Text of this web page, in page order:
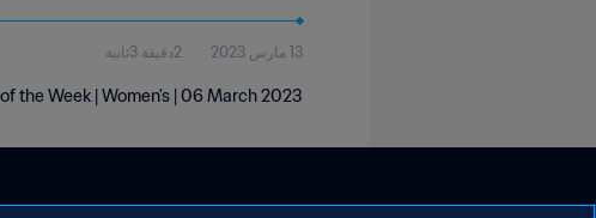
13 مارس 2023 2دقيقة 3ثانية
the Week | Women's | 06 March 2023